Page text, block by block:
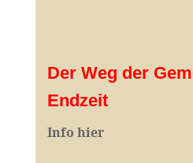
Der Weg der
Endzeit
Info hier